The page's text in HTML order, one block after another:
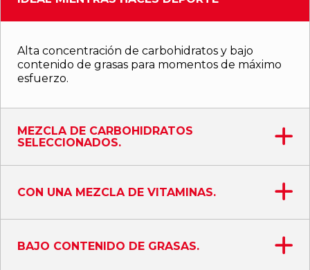
Alta concentración de carbohidratos y bajo
contenido de grasas para momentos de máximo
esfuerzo.
MEZCLA DE CARBOHIDRATOS
SELECCIONADOS.
CON UNA MEZCLA DE VITAMINAS.
BAJO CONTENIDO DE GRASAS.